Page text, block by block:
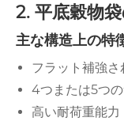
2. 平底穀物
主な構造上の特
フラット補強
4つまたは5つ
高い耐荷重能力